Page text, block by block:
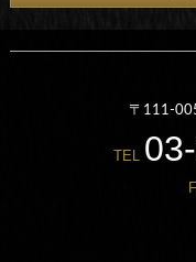
〒111-
TEL